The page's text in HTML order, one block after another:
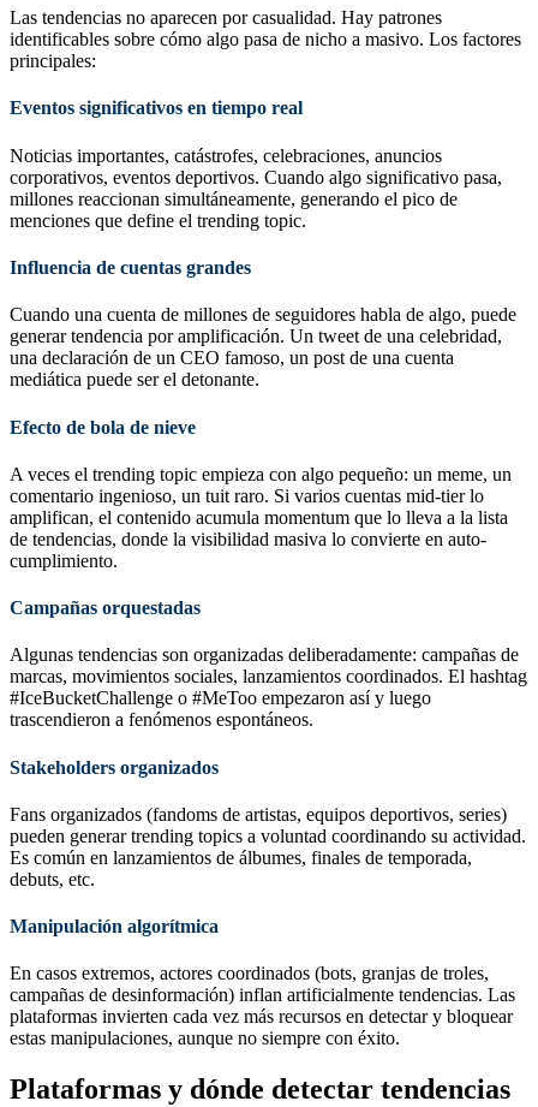
Las tendencias no aparecen por casualidad. Hay patrones
identificables sobre cómo algo pasa de nicho a masivo. Los factores
principales:
Eventos significativos en tiempo real
Noticias importantes, catástrofes, celebraciones, anuncios
corporativos, eventos deportivos. Cuando algo significativo pasa,
millones reaccionan simultáneamente, generando el pico de
menciones que define el trending topic.
Influencia de cuentas grandes
Cuando una cuenta de millones de seguidores habla de algo, puede
generar tendencia por amplificación. Un tweet de una celebridad,
una declaración de un CEO famoso, un post de una cuenta
mediática puede ser el detonante.
Efecto de bola de nieve
A veces el trending topic empieza con algo pequeño: un meme, un
comentario ingenioso, un tuit raro. Si varios cuentas mid-tier lo
amplifican, el contenido acumula momentum que lo lleva a la lista
de tendencias, donde la visibilidad masiva lo convierte en auto-
cumplimiento.
Campañas orquestadas
Algunas tendencias son organizadas deliberadamente: campañas de
marcas, movimientos sociales, lanzamientos coordinados. El hashtag
#IceBucketChallenge o #MeToo empezaron así y luego
trascendieron a fenómenos espontáneos.
Stakeholders organizados
Fans organizados (fandoms de artistas, equipos deportivos, series)
pueden generar trending topics a voluntad coordinando su actividad.
Es común en lanzamientos de álbumes, finales de temporada,
debuts, etc.
Manipulación algorítmica
En casos extremos, actores coordinados (bots, granjas de troles,
campañas de desinformación) inflan artificialmente tendencias. Las
plataformas invierten cada vez más recursos en detectar y bloquear
estas manipulaciones, aunque no siempre con éxito.
Plataformas y dónde detectar tendencias